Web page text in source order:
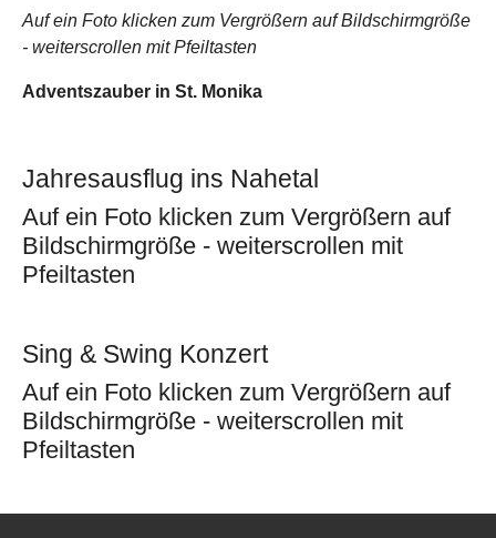
Auf ein Foto klicken zum Vergrößern auf Bildschirmgröße
- weiterscrollen mit Pfeiltasten
Adventszauber in St. Monika
Jahresausflug ins Nahetal
Auf ein Foto klicken zum Vergrößern auf
Bildschirmgröße - weiterscrollen mit
Pfeiltasten
Sing & Swing Konzert
Auf ein Foto klicken zum Vergrößern auf
Bildschirmgröße - weiterscrollen mit
Pfeiltasten